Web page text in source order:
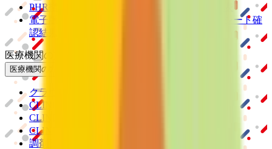
PHR指針に係るチェックシート確認結果の公表
電子版お薬手帳ガイドラインに係るチェックシート確
認結果の公表
医療機関の方
医療機関の方
クラウド診療
CLINICS予約
CLINICSオンライン診療
CLINICSカルテ
調剤薬局向け統合型クラウドソリューション